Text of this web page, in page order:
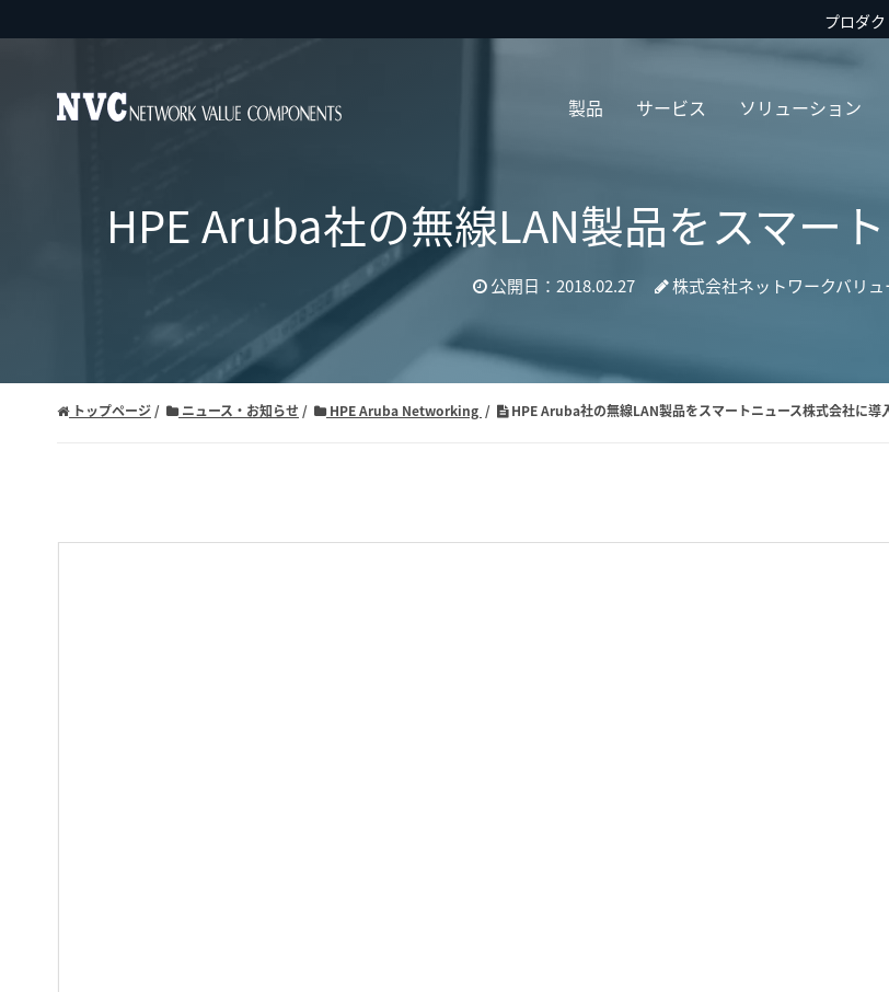
プロダ
製品 サービス ソリューション
HPE Aruba社の無線LAN製品をスマー
公開日：2018.02.27 株式会社ネットワークバリ
トップページ ニュース・お知らせ HPE Aruba Networking HPE Aruba社の無線LAN製品をスマートニュース株式会社に導